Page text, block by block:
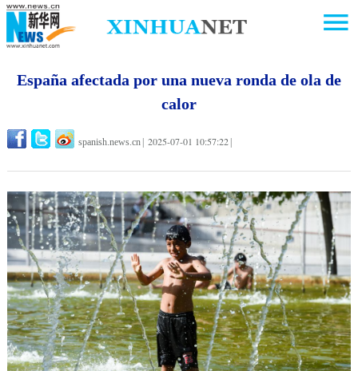
España afectada por una nueva ronda de ola de
calor
spanish.news.cn 2025-07-01 10:57:22